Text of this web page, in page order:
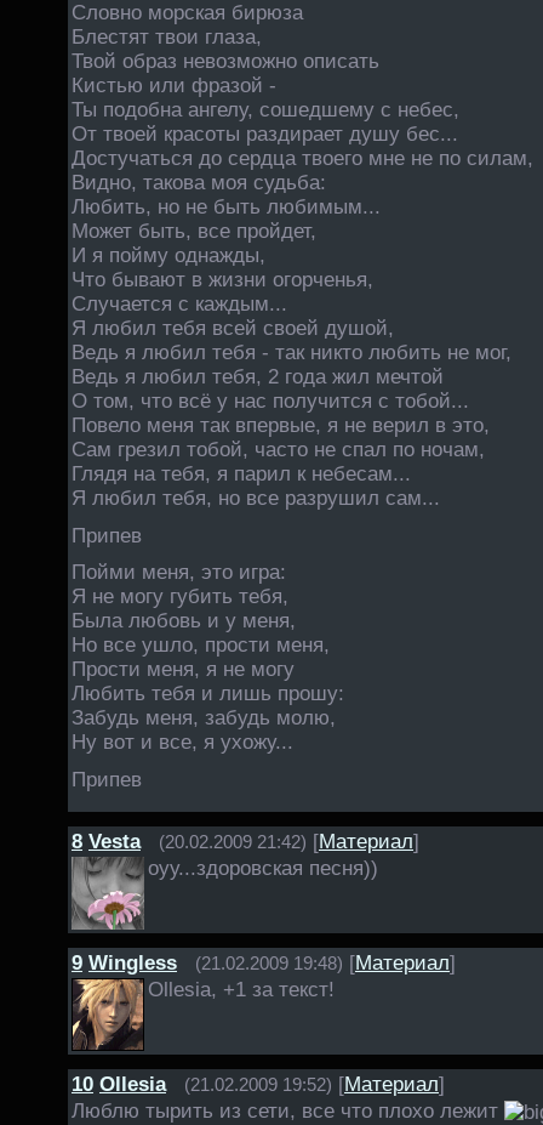
Словно морская бирюза
Блестят твои глаза,
Твой образ невозможно описать
Кистью или фразой -
Ты подобна ангелу, сошедшему с небес,
От твоей красоты раздирает душу бес...
Достучаться до сердца твоего мне не по силам,
Видно, такова моя судьба:
Любить, но не быть любимым...
Может быть, все пройдет,
И я пойму однажды,
Что бывают в жизни огорченья,
Случается с каждым...
Я любил тебя всей своей душой,
Ведь я любил тебя - так никто любить не мог,
Ведь я любил тебя, 2 года жил мечтой
О том, что всё у нас получится с тобой...
Повело меня так впервые, я не верил в это,
Сам грезил тобой, часто не спал по ночам,
Глядя на тебя, я парил к небесам...
Я любил тебя, но все разрушил сам...
Припев
Пойми меня, это игра:
Я не могу губить тебя,
Была любовь и у меня,
Но все ушло, прости меня,
Прости меня, я не могу
Любить тебя и лишь прошу:
Забудь меня, забудь молю,
Ну вот и все, я ухожу...
Припев
8 Vesta (20.02.2009 21:42) [Материал]
оуу...здоровская песня))
9 Wingless (21.02.2009 19:48) [Материал]
Ollesia, +1 за текст!
10 Ollesia (21.02.2009 19:52) [Материал]
Люблю тырить из сети, все что плохо лежит